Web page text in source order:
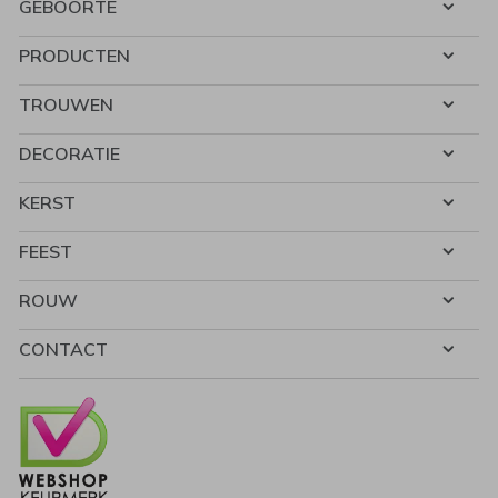
GEBOORTE
PRODUCTEN
TROUWEN
DECORATIE
KERST
FEEST
ROUW
CONTACT